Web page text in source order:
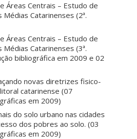
Áreas Centrais – Estudo de
Médias Catarinenses (2ª.
Áreas Centrais – Estudo de
Médias Catarinenses (3ª.
bibliográfica em 2009 e 02
novas diretrizes fisico-
catarinense (07
em 2009)
do solo urbano nas cidades
dos pobres ao solo. (03
em 2009)